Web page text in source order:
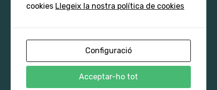
CONVIVÈNCIA I BENESTAR
Compromís amb el benestar i protecció a la infància
MÉS INFORMACIÓ
cookies Llegeix la nostra política de cookies
Configuració
Acceptar-ho tot